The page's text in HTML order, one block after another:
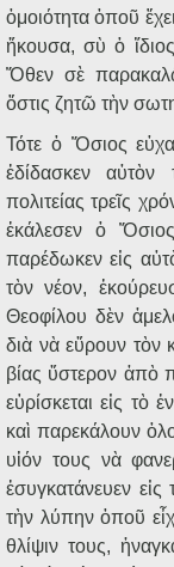
ὁμοιότητα ὁποῦ
ἤκουσα, σὺ ὁ
Ὅθεν σὲ
ὅστις ζητῶ τὴν
Τότε ὁ Ὅσιος
ἐδίδασκεν αὐτὸν
πολιτείας τρεῖς
ἐκάλεσεν ὁ
παρέδωκεν εἰς
τὸν νέον,
Θεοφίλου δὲν
διὰ νὰ εὕρουν τὸν
βίας ὕστερον ἀπὸ
εὑρίσκεται εἰς τὸ
καὶ παρεκάλουν
υἱόν τους νὰ
ἐσυγκατάνευεν
τὴν λύπην ὁποῦ
θλίψιν τους,